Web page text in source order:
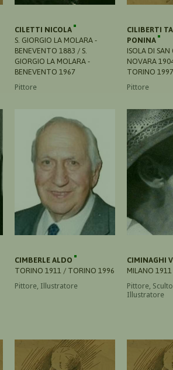
CILETTI NICOLA
S. GIORGIO LA MOLARA -
BENEVENTO 1883 / S.
GIORGIO LA MOLARA -
BENEVENTO 1967
Pittore
CILIBERTI
PONINA
ISOLA DI
NOVARA
TORINO 1997
Pittore
CIMBERLE ALDO
TORINO 1911 / TORINO 1996
Pittore, Illustratore
CIMINAGHI
MILANO
Pittore,
Illustratore